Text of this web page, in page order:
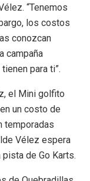
“Tenemos
los costos
conozcan
campaña
para ti”.
el Mini golfito
un costo de
temporadas
Vélez espera
pista de Go Karts.